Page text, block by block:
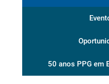
50 anos PPG em